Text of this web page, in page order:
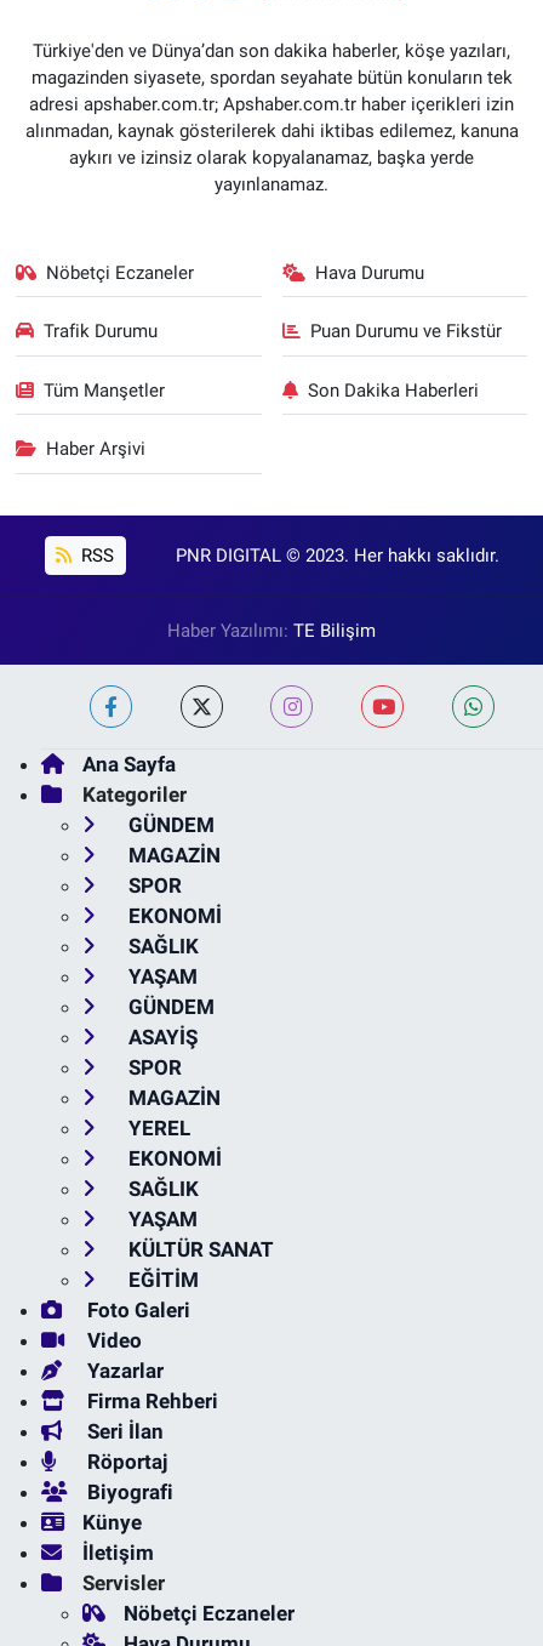
Türkiye'den ve Dünya’dan son dakika haberler, köşe yazıları,
magazinden siyasete, spordan seyahate bütün konuların tek
adresi apshaber.com.tr; Apshaber.com.tr haber içerikleri izin
alınmadan, kaynak gösterilerek dahi iktibas edilemez, kanuna
aykırı ve izinsiz olarak kopyalanamaz, başka yerde
yayınlanamaz.
Nöbetçi Eczaneler Hava Durumu
Trafik Durumu Puan Durumu ve Fikstür
Tüm Manşetler Son Dakika Haberleri
Haber Arşivi
RSS PNR DIGITAL © 2023. Her hakkı saklıdır.
Haber Yazılımı: TE Bilişim
Ana Sayfa
Kategoriler
GÜNDEM
MAGAZİN
SPOR
EKONOMİ
SAĞLIK
YAŞAM
GÜNDEM
ASAYİŞ
SPOR
MAGAZİN
YEREL
EKONOMİ
SAĞLIK
YAŞAM
KÜLTÜR SANAT
EĞİTİM
Foto Galeri
Video
Yazarlar
Firma Rehberi
Seri İlan
Röportaj
Biyografi
Künye
İletişim
Servisler
Nöbetçi Eczaneler